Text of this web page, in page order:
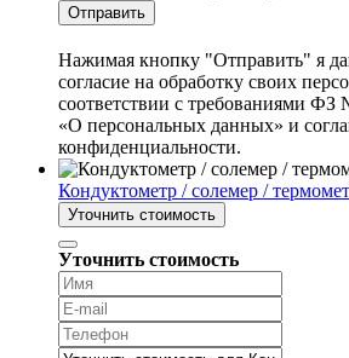
Отправить
Нажимая кнопку "Отправить" я
согласие на обработку своих
соответствии с требованиями ФЗ
«О персональных данных» и
конфиденциальности.
Кондуктометр / солемер /
Уточнить стоимость
Уточнить стоимость